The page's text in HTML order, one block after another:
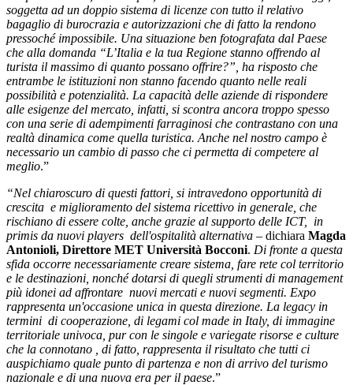
soggetta ad un doppio sistema di licenze con tutto il relativo
bagaglio di burocrazia e autorizzazioni che di fatto la rendono
pressoché impossibile. Una situazione ben fotografata dal Paese
che alla domanda “L’Italia e la tua Regione stanno offrendo al
turista il massimo di quanto possano offrire?”, ha risposto che
entrambe le istituzioni non stanno facendo quanto nelle reali
possibilità e potenzialità. La capacità delle aziende di rispondere
alle esigenze del mercato, infatti, si scontra ancora troppo spesso
con una serie di adempimenti farraginosi che contrastano con una
realtà dinamica come quella turistica. Anche nel nostro campo è
necessario un cambio di passo che ci permetta di competere al
meglio.”
“Nel chiaroscuro di questi fattori, si intravedono opportunità di
crescita e miglioramento del sistema ricettivo in generale, che
rischiano di essere colte, anche grazie al supporto delle ICT, in
primis da nuovi players dell'ospitalità alternativa – dichiara Magda
Antonioli, Direttore MET Università Bocconi. Di fronte a questa
sfida occorre necessariamente creare sistema, fare rete col territorio
e le destinazioni, nonché dotarsi di quegli strumenti di management
più idonei ad affrontare nuovi mercati e nuovi segmenti. Expo
rappresenta un'occasione unica in questa direzione. La legacy in
termini di cooperazione, di legami col made in Italy, di immagine
territoriale univoca, pur con le singole e variegate risorse e culture
che la connotano , di fatto, rappresenta il risultato che tutti ci
auspichiamo quale punto di partenza e non di arrivo del turismo
nazionale e di una nuova era per il paese.”